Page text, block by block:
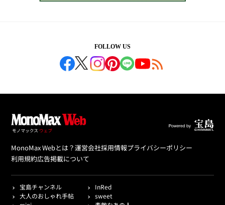
FOLLOW US
MonoMax Webとは？運営会社採用情報プライバシーポリシー
利用規約広告掲載について
宝島チャンネル
InRed
大人のおしゃれ手帖
sweet